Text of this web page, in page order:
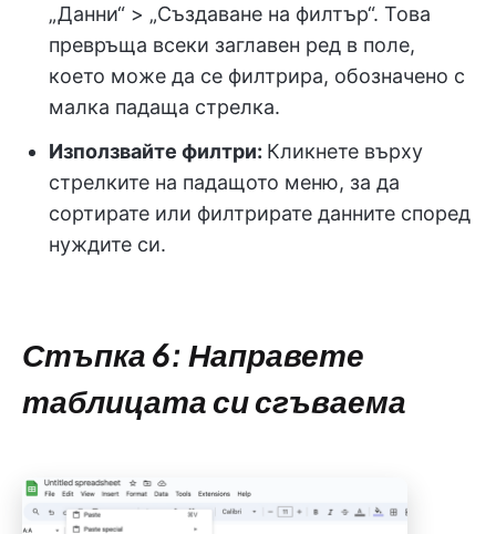
„Данни“ > „Създаване на филтър“. Това
превръща всеки заглавен ред в поле,
което може да се филтрира, обозначено с
малка падаща стрелка.
Използвайте филтри: Кликнете върху
стрелките на падащото меню, за да
сортирате или филтрирате данните според
нуждите си.
Стъпка 6: Направете
таблицата си сгъваема